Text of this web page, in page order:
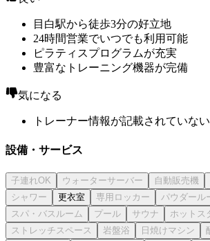
目白駅から徒歩3分の好立地
24時間営業でいつでも利用可能
ピラティスプログラムが充実
豊富なトレーニング機器が完備
気になる
トレーナー情報が記載されていない
設備・サービス
更衣室